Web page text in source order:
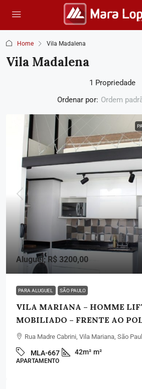
Home Vila Madalena
Vila Madalena
1 Propriedade
Ordenar por: Ordem
Aluguel; R$ 3200,00
PARA ALUGUEL SÃO PAULO
VILA MARIANA – HOMME
MOBILIADO – FRENTE AO
Rua Madre Cabrini, Vila Mariana, São
MLA-667 42m² m²
APARTAMENTO